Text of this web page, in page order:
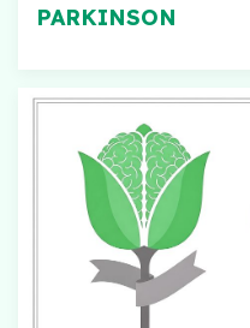
PARKINSON